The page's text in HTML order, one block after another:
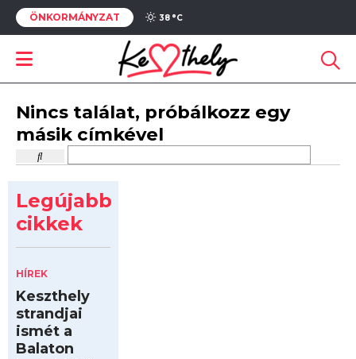
ÖNKORMÁNYZAT 38 °C
Nincs találat, próbálkozz egy
másik címkével
Legújabb
cikkek
HÍREK
Keszthely
strandjai
ismét a
Balaton